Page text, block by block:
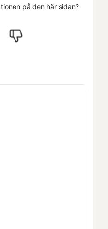
på den här sidan?